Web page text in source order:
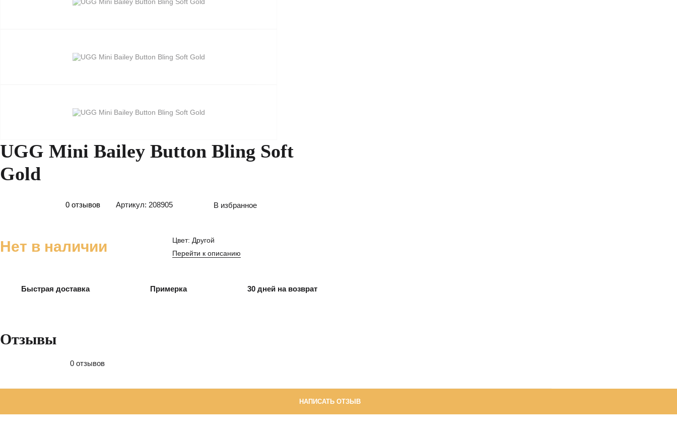
UGG Mini Bailey Button Bling Soft
Gold
0 отзывов Артикул: 208905 В избранное
Нет в наличии
Цвет: Другой
Перейти к описанию
Быстрая доставка Примерка 30 дней на возврат
Отзывы
0 отзывов
НАПИСАТЬ ОТЗЫВ